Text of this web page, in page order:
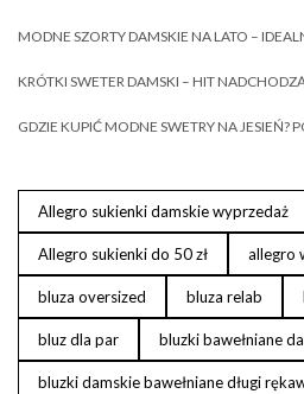
MODNE SZORTY DAMSKIE NA LATO –
KRÓTKI SWETER DAMSKI – HIT
GDZIE KUPIĆ MODNE SWETRY NA JESIEŃ?
Allegro sukienki damskie wyprzedaż
Allegro sukienki do 50 zł allegro
bluza oversized bluza relab
bluz dla par bluzki bawełniane
bluzki damskie bawełniane długi